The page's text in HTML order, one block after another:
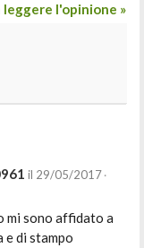
leggere l'opinione »
il 29/05/2017 ·
mi sono affidato a
di stampo